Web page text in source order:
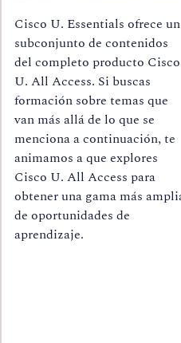
Cisco U. Essentials ofrece un
subconjunto de contenidos
del completo producto Cisco
U. All Access. Si buscas
formación sobre temas que
van más allá de lo que se
menciona a continuación, te
animamos a que explores
Cisco U. All Access para
obtener una gama más
de oportunidades de
aprendizaje.